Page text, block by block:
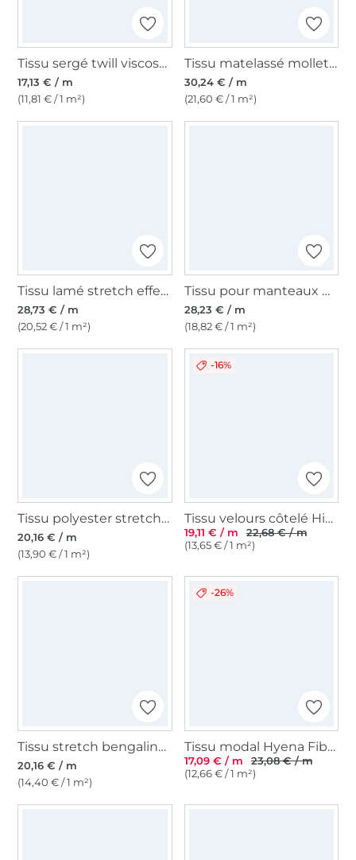
Tissu sergé twill viscose Fibre Mood, gris blanc
17,13 € / m
(11,81 € / 1 m²)
Tissu matelassé molletonné coton Batik Denim Fibre Mood, bleu
30,24 € / m
(21,60 € / 1 m²)
Tissu lamé stretch effet vinyle Crackle Fibre Mood, argent
28,73 € / m
(20,52 € / 1 m²)
Tissu pour manteaux Brushed Fibre Mood, beige
28,23 € / m
(18,82 € / 1 m²)
Tissu polyester stretch Fibre Mood, gris blanc
20,16 € / m
(13,90 € / 1 m²)
-16%
Tissu velours côtelé High Low Fibre Mood, blanc vanille
19,11 € / m
22,68 € / m
(13,65 € / 1 m²)
Tissu stretch bengaline Check Fibre Mood, créme
20,16 € / m
(14,40 € / 1 m²)
-26%
Tissu modal Hyena Fibre Mood, beige
17,09 € / m
23,08 € / m
(12,66 € / 1 m²)